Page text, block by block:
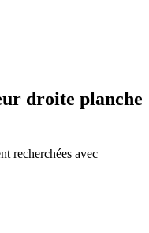
droite planche
recherchées avec